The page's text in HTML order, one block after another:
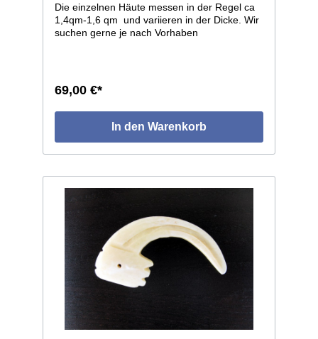
Die einzelnen Häute messen in der Regel ca
1,4qm-1,6 qm und variieren in der Dicke. Wir
suchen gerne je nach Vorhaben
69,00 €*
In den Warenkorb